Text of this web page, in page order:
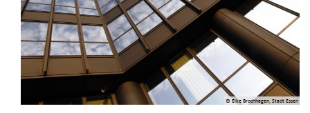
© Elke Brochhagen, Stadt Essen